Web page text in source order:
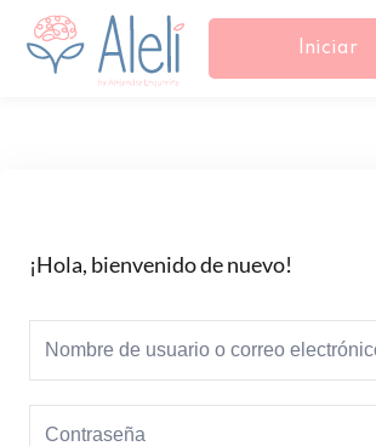
Iniciar
¡Hola, bienvenido de nuevo!